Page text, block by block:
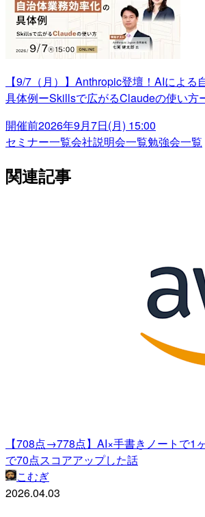
【9/7（月）】Anthropic登壇！AIによる
具体例ーSkillsで広がるClaudeの使い方
開催前2026年9月7日(月) 15:00
セミナー一覧会社説明会一覧勉強会一覧
関連記事
【708点→778点】AI×手書きノートで1
で70点スコアアップした話
こむぎ
2026.04.03